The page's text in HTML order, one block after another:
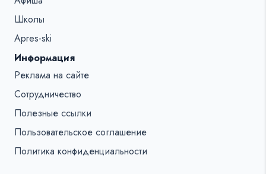
Школы
Apres-ski
Информация
Реклама на сайте
Сотрудничество
Полезные ссылки
Пользовательское соглашение
Политика конфиденциальности